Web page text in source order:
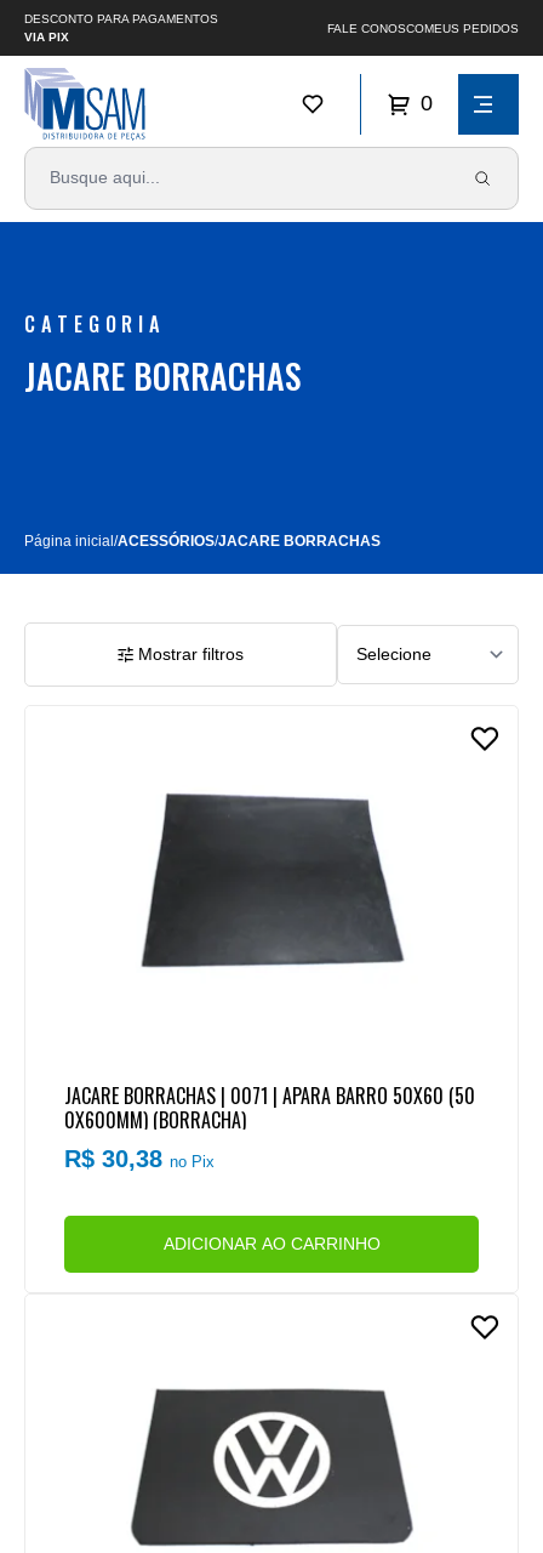
DESCONTO PARA PAGAMENTOS
VIA PIX
FALE CONOSCOMEUS PEDIDOS
0
CATEGORIA
JACARE BORRACHAS
Página inicial/ACESSÓRIOS/JACARE BORRACHAS
Mostrar filtros
JACARE BORRACHAS | 0071 | APARA BARRO 50X60 (50
0X600MM) (BORRACHA)
R$ 30,38no Pix
ADICIONAR AO CARRINHO